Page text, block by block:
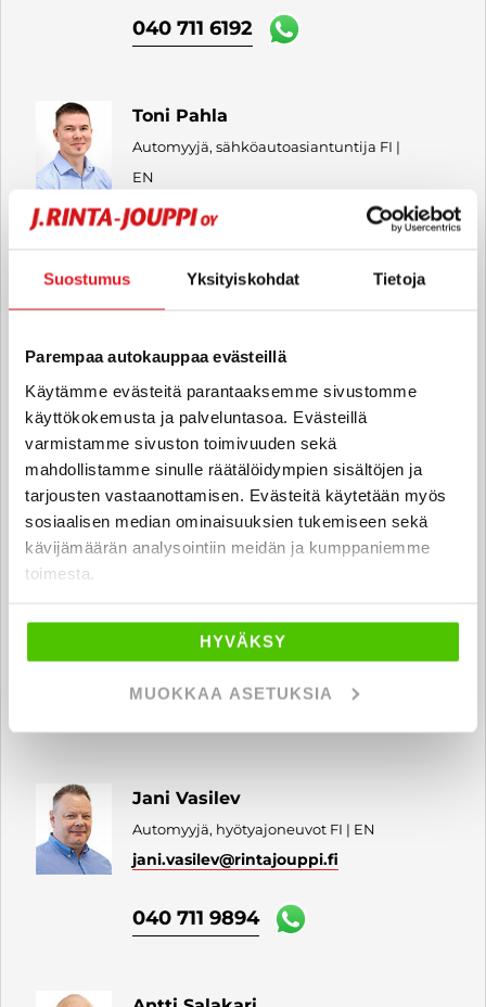
Suostumus Yksityiskohdat Tietoja
Parempaa autokauppaa evästeillä
Käytämme evästeitä parantaaksemme sivustomme
käyttökokemusta ja palveluntasoa. Evästeillä
varmistamme sivuston toimivuuden sekä
mahdollistamme sinulle räätälöidympien sisältöjen ja
tarjousten vastaanottamisen. Evästeitä käytetään myös
sosiaalisen median ominaisuuksien tukemiseen sekä
kävijämäärän analysointiin meidän ja kumppaniemme
toimesta.
HYVÄKSY
MUOKKAA ASETUKSIA
040 711 6192
Toni Pahla
Automyyjä, sähköautoasiantuntija FI |
EN
toni.pahla
Emmi Hämäläinen
Automyyjä FI | EN
emmi.hamalainen@rintajouppi.fi
040 711 3949
Ari Tauriala
ari.tauriala@rintajouppi.fi
Jani Vasilev
Automyyjä, hyötyajoneuvot FI | EN
jani.vasilev@rintajouppi.fi
040 711 9894